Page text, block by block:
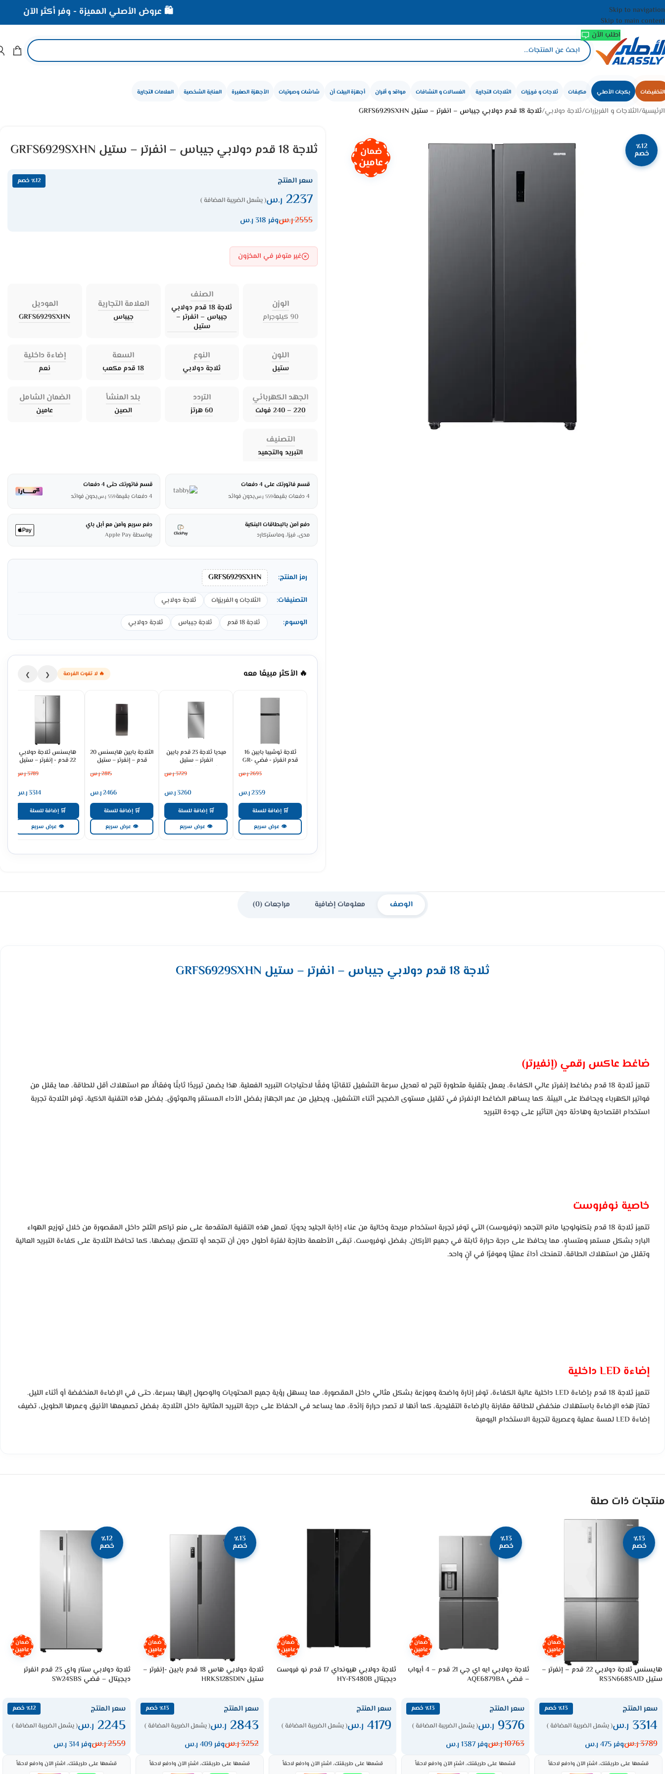
Skip to navigation
Skip to main content
اطلب الأن
التخفيضات بكجات الأصلي مكيفات ثلاجات و فريزرات الثلاجات التجارية الغسالات و النشافات مواقد و أفران أجهزة البيلت أن شاشات وصوتيات الأجهزة الصغيرة العناية الشخصية العلامات التجارية
الرئيسية/الثلاجات و الفريزرات/ثلاجة دولابي/ثلاجة 18 قدم دولابي جيباس – انفرتر – ستيل GRFS6929SXHN
٪12
خصم ضمان
عامين
ثلاجة 18 قدم دولابي جيباس – انفرتر – ستيل GRFS6929SXHN
سعر المنتج ٪12 خصم
2237 ر.س( يشمل الضريبة المضافة )
2555ر.سوفر 318 ر.س
غير متوفر في المخزون
الوزن
90 كيلوجرام
الصنف
ثلاجة 18 قدم دولابي
جيباس – انفرتر –
ستيل
العلامة التجارية
جيباس
الموديل
GRFS6929SXHN
اللون
ستيل
النوع
ثلاجة دولابي
السعة
18 قدم مكعب
إضاءة داخلية
نعم
الجهد الكهربائي
220 – 240 فولت
التردد
60 هرتز
بلد المنشأ
الصين
الضمان الشامل
عامين
التصنيف
التبريد والتجميد
قسم فاتورتك على 4 دفعات
4 دفعات بقيمة
559 ر.سبدون فوائد
قسم فاتورتك حتى 4 دفعات
4 دفعات بقيمة
559 ر.سبدون فوائد
دفع آمن بالبطاقات البنكية
مدى، فيزا، وماستركارد
دفع سريع وآمن مع أبل باي
بواسطة Apple Pay
رمز المنتج: GRFS6929SXHN
التصنيفات: الثلاجات و الفريزرات ثلاجة دولابي
الوسوم: ثلاجة 18 قدم ثلاجة جيباس ثلاجة دولابي
🔥 الأكثر مبيعًا معه 🔥 لا تفوت الفرصة ❮
❯
ثلاجة توشيبا بابين 16
قدم انفرتر - فضي GR-
RT624WE-PMU(49)
2693ر.س
2359ر.س
🛒 إضافة للسلة
👁 عرض سريع
ميديا ثلاجة 23 قدم بابين
انفرتر – ستيل
MDRT866FGF46
3729ر.س
3260ر.س
🛒 إضافة للسلة
👁 عرض سريع
الثلاجة بابين هايسنس 20
قدم – إنفرتر – ستيل
RT5N565NAIC
2815ر.س
2466ر.س
🛒 إضافة للسلة
👁 عرض سريع
هايسنس ثلاجة دولابي
22 قدم - إنفرتر – ستيل
RS3N668SAID
3789ر.س
3314ر.س
🛒 إضافة للسلة
👁 عرض سريع
الوصف معلومات إضافية مراجعات (0)
ثلاجة 18 قدم دولابي جيباس – انفرتر – ستيل GRFS6929SXHN
ضاغط عاكس رقمي (إنفيرتر)
تتميز ثلاجة 18 قدم بضاغط إنفرتر عالي الكفاءة، يعمل بتقنية متطورة تتيح له تعديل سرعة التشغيل تلقائيًا وفقًا لاحتياجات التبريد الفعلية. هذا يضمن تبريدًا ثابتًا وفعّالًا مع استهلاك أقل للطاقة، مما يقلل من
فواتير الكهرباء ويحافظ على البيئة. كما يساهم الضاغط الإنفرتر في تقليل مستوى الضجيج أثناء التشغيل، ويطيل من عمر الجهاز بفضل الأداء المستقر والموثوق. بفضل هذه التقنية الذكية، توفر الثلاجة تجربة
استخدام اقتصادية وهادئة دون التأثير على جودة التبريد
خاصية نوفروست
تتميز ثلاجة 18 قدم بتكنولوجيا مانع التجمد (نوفروست) التي توفر تجربة استخدام مريحة وخالية من عناء إذابة الجليد يدويًا. تعمل هذه التقنية المتقدمة على منع تراكم الثلج داخل المقصورة من خلال توزيع الهواء
البارد بشكل مستمر ومتساوٍ، مما يحافظ على درجة حرارة ثابتة في جميع الأركان. بفضل نوفروست، تبقى الأطعمة طازجة لفترة أطول دون أن تتجمد أو تلتصق ببعضها، كما تحافظ الثلاجة على كفاءة التبريد العالية
وتقلل من استهلاك الطاقة، لتمنحك أداءً عمليًا وموفرًا في آنٍ واحد.
إضاءة LED داخلية
تتميز ثلاجة 18 قدم بإضاءة LED داخلية عالية الكفاءة، توفر إنارة واضحة وموزعة بشكل مثالي داخل المقصورة، مما يسهل رؤية جميع المحتويات والوصول إليها بسرعة، حتى في الإضاءة المنخفضة أو أثناء الليل.
تمتاز هذه الإضاءة باستهلاك منخفض للطاقة مقارنة بالإضاءة التقليدية، كما أنها لا تصدر حرارة زائدة، مما يساعد في الحفاظ على درجة التبريد المثالية داخل الثلاجة. بفضل تصميمها الأنيق وعمرها الطويل، تضيف
إضاءة LED لمسة عملية وعصرية لتجربة الاستخدام اليومية
منتجات ذات صلة
٪13
خصم
ضمان
عامين
هايسنس ثلاجة دولابي 22 قدم – إنفرتر –
ستيل RS3N668SAID
سعر المنتج ٪13 خصم
3314 ر.س( يشمل الضريبة المضافة )
3789ر.سوفر 475 ر.س
قسّمها على طريقتك، اشترِ الآن وادفع لاحقاً
٪13
خصم
ضمان
عامين
ثلاجة دولابي ايه اي جي 21 قدم – 4 أبواب
– فضي AQE6879BA
سعر المنتج ٪13 خصم
9376 ر.س( يشمل الضريبة المضافة )
10763ر.سوفر 1387 ر.س
قسّمها على طريقتك، اشترِ الآن وادفع لاحقاً
ضمان
عامين
ثلاجة دولابي هيونداي 17 قدم نو فروست
ديجيتال HY-FS480B
سعر المنتج
4179 ر.س( يشمل الضريبة المضافة )
قسّمها على طريقتك، اشترِ الآن وادفع لاحقاً
٪13
خصم
ضمان
عامين
ثلاجة دولابي هاس 18 قدم بابين -إنفرتر –
ستيل HRKS128SDIN
سعر المنتج ٪13 خصم
2843 ر.س( يشمل الضريبة المضافة )
3252ر.سوفر 409 ر.س
قسّمها على طريقتك، اشترِ الآن وادفع لاحقاً
٪12
خصم
ضمان
عامين
ثلاجة دولابي ستار واي 23 قدم انفرتر
ديجيتال – فضي SW24SBS
سعر المنتج ٪12 خصم
2245 ر.س( يشمل الضريبة المضافة )
2559ر.سوفر 314 ر.س
قسّمها على طريقتك، اشترِ الآن وادفع لاحقاً
🛍️ عروض الأصلي المميزة - وفر أكثر الآن